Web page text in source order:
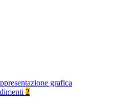
grafica
2